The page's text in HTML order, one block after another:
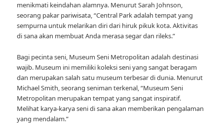
menikmati keindahan alamnya. Menurut Sarah Johnson,
seorang pakar pariwisata, “Central Park adalah tempat yang
sempurna untuk melarikan diri dari hiruk pikuk kota. Aktivitas
di sana akan membuat Anda merasa segar dan rileks.”
Bagi pecinta seni, Museum Seni Metropolitan adalah destinasi
wajib. Museum ini memiliki koleksi seni yang sangat beragam
dan merupakan salah satu museum terbesar di dunia. Menurut
Michael Smith, seorang seniman terkenal, “Museum Seni
Metropolitan merupakan tempat yang sangat inspiratif.
Melihat karya-karya seni di sana akan memberikan pengalaman
yang mendalam.”